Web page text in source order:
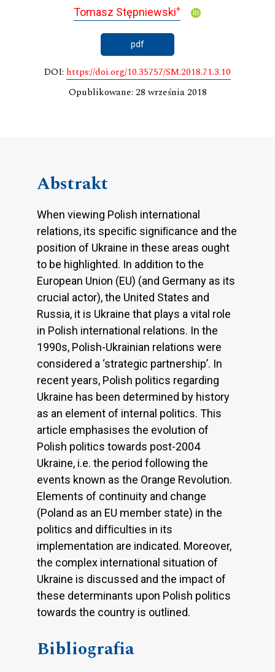
Tomasz Stępniewski+
pdf
DOI: https://doi.org/10.35757/SM.2018.71.3.10
Opublikowane: 28 września 2018
Abstrakt
When viewing Polish international
relations, its speciﬁc signiﬁcance and the
position of Ukraine in these areas ought
to be highlighted. In addition to the
European Union (EU) (and Germany as its
crucial actor), the United States and
Russia, it is Ukraine that plays a vital role
in Polish international relations. In the
1990s, Polish-Ukrainian relations were
considered a ‘strategic partnership’. In
recent years, Polish politics regarding
Ukraine has been determined by history
as an element of internal politics. This
article emphasises the evolution of
Polish politics towards post-2004
Ukraine, i.e. the period following the
events known as the Orange Revolution.
Elements of continuity and change
(Poland as an EU member state) in the
politics and difﬁculties in its
implementation are indicated. Moreover,
the complex international situation of
Ukraine is discussed and the impact of
these determinants upon Polish politics
towards the country is outlined.
Bibliografia